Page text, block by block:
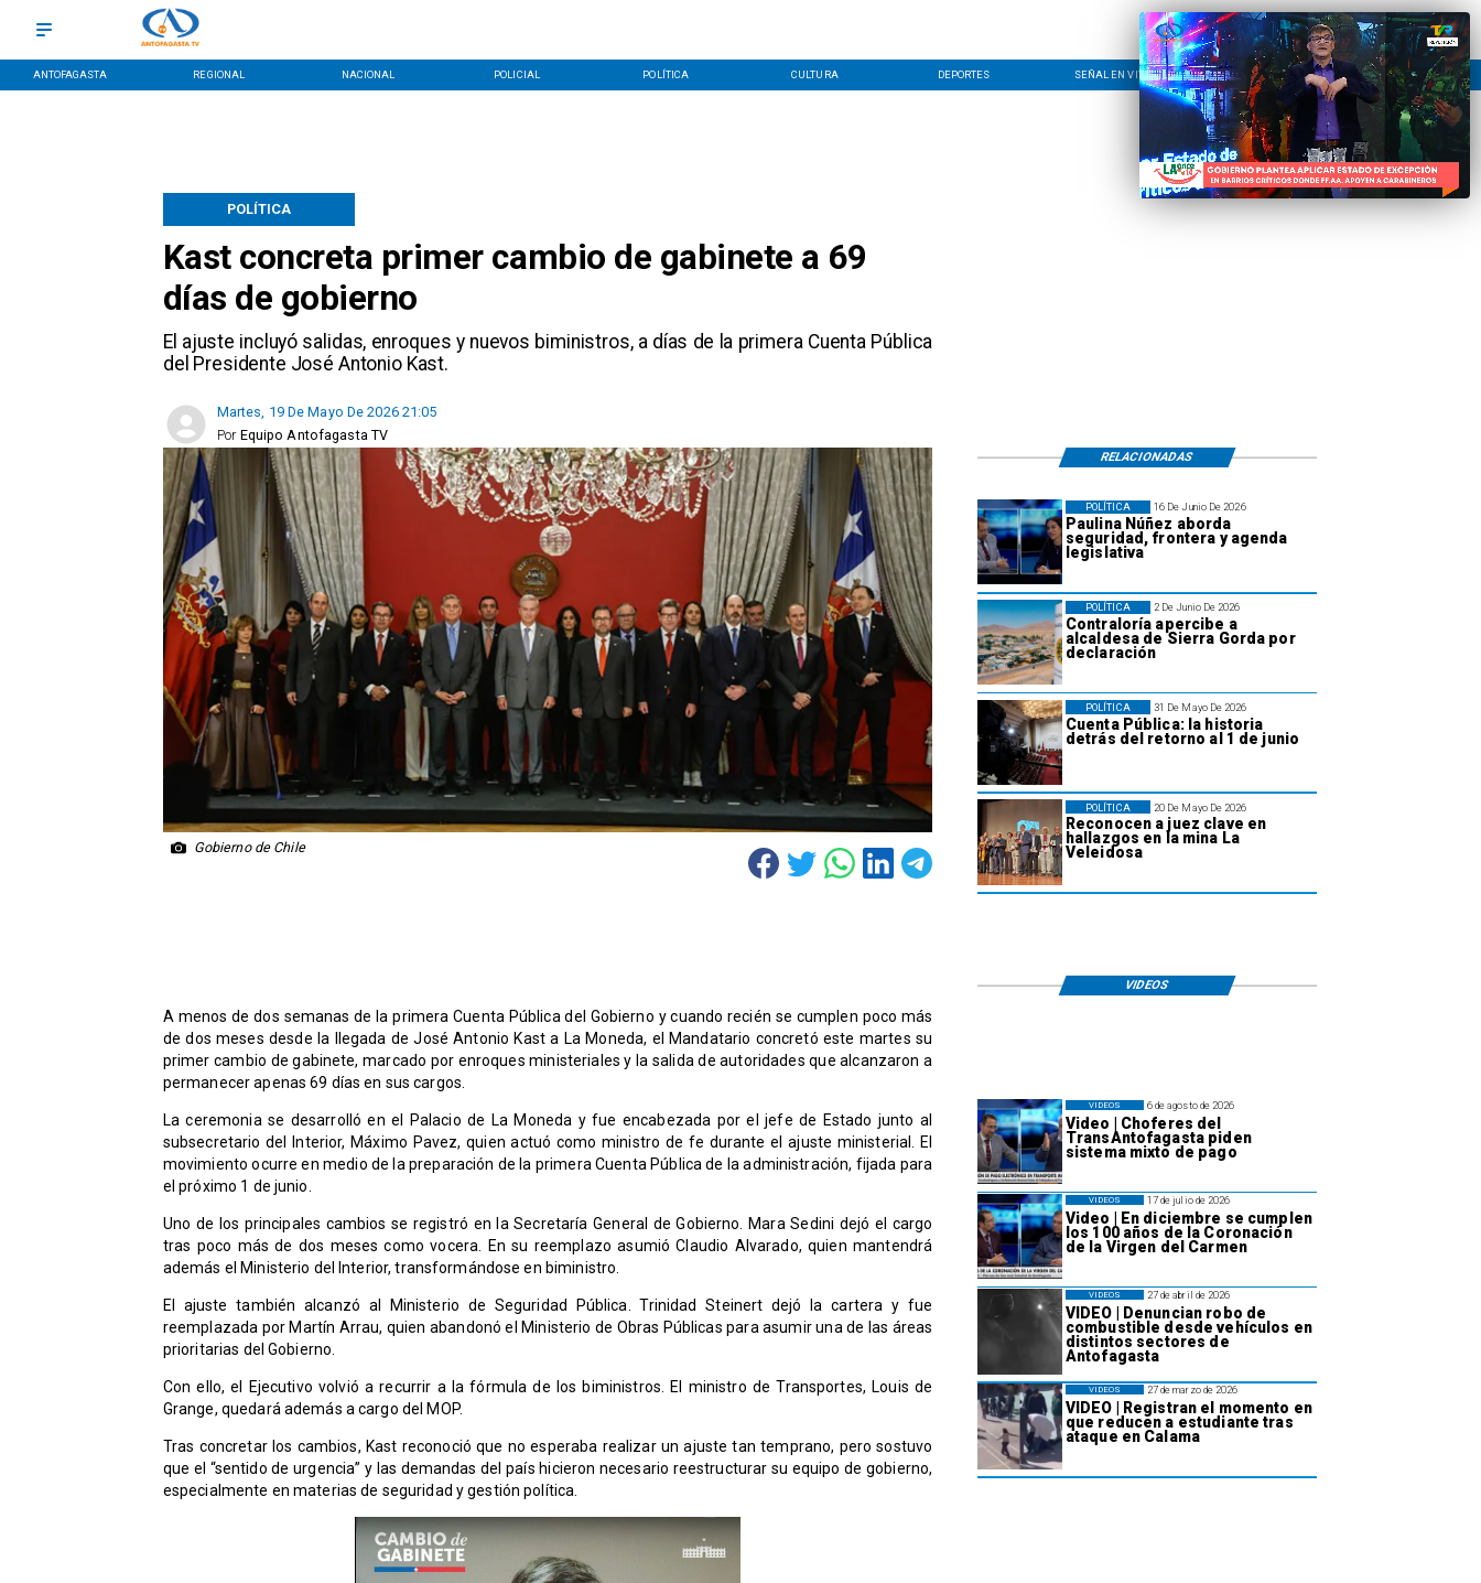
ANTOFAGASTA REGIONAL NACIONAL POLICIAL POLÍTICA CULTURA DEPORTES SEÑAL EN VIVO CONTACTO LÍNEA EDITORIAL
Kast concreta primer cambio de gabinete a 69
días de gobierno
​El ajuste incluyó salidas, enroques y nuevos biministros, a días de la primera Cuenta Pública
del Presidente José Antonio Kast.
POLÍTICA
Martes, 19 De Mayo De 2026 21:05
Equipo Antofagasta TV
Por
Gobierno de Chile
16 De Junio De 2026
Paulina Núñez aborda
seguridad, frontera y agenda
legislativa
POLÍTICA
2 De Junio De 2026
Contraloría apercibe a
alcaldesa de Sierra Gorda por
declaración
POLÍTICA
31 De Mayo De 2026
Cuenta Pública: la historia
detrás del retorno al 1 de junio
POLÍTICA
20 De Mayo De 2026
Reconocen a juez clave en
hallazgos en la mina La
Veleidosa
POLÍTICA
RELACIONADAS
A menos de dos semanas de la primera Cuenta Pública del Gobierno y cuando recién se cumplen poco más
de dos meses desde la llegada de José Antonio Kast a La Moneda, el Mandatario concretó este martes su
primer cambio de gabinete, marcado por enroques ministeriales y la salida de autoridades que alcanzaron a
permanecer apenas 69 días en sus cargos.
La ceremonia se desarrolló en el Palacio de La Moneda y fue encabezada por el jefe de Estado junto al
subsecretario del Interior, Máximo Pavez, quien actuó como ministro de fe durante el ajuste ministerial. El
movimiento ocurre en medio de la preparación de la primera Cuenta Pública de la administración, fijada para
el próximo 1 de junio.
Uno de los principales cambios se registró en la Secretaría General de Gobierno. Mara Sedini dejó el cargo
tras poco más de dos meses como vocera. En su reemplazo asumió Claudio Alvarado, quien mantendrá
además el Ministerio del Interior, transformándose en biministro.
El ajuste también alcanzó al Ministerio de Seguridad Pública. Trinidad Steinert dejó la cartera y fue
reemplazada por Martín Arrau, quien abandonó el Ministerio de Obras Públicas para asumir una de las áreas
prioritarias del Gobierno.
Con ello, el Ejecutivo volvió a recurrir a la fórmula de los biministros. El ministro de Transportes, Louis de
Grange, quedará además a cargo del MOP.
Tras concretar los cambios, Kast reconoció que no esperaba realizar un ajuste tan temprano, pero sostuvo
que el “sentido de urgencia” y las demandas del país hicieron necesario reestructurar su equipo de gobierno,
especialmente en materias de seguridad y gestión política.
VIDEOS
6 de agosto de 2026
Video | Choferes del
TransAntofagasta piden
sistema mixto de pago
VIDEOS
17 de julio de 2026
Video | En diciembre se cumplen
los 100 años de la Coronación
de la Virgen del Carmen
VIDEOS
27 de abril de 2026
VIDEO | Denuncian robo de
combustible desde vehículos en
distintos sectores de
Antofagasta
VIDEOS
27 de marzo de 2026
VIDEO | Registran el momento en
que reducen a estudiante tras
ataque en Calama
VIDEOS